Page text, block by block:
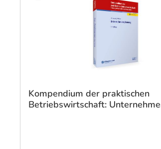
Kompendium der praktischen
Betriebswirtschaft: